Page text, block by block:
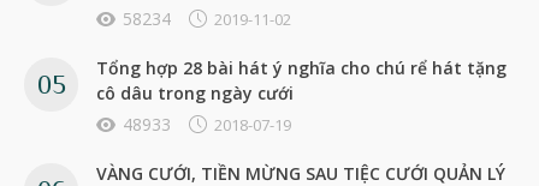
58234
2019-11-02
Tổng hợp 28 bài hát ý nghĩa cho chú rể hát tặng
cô dâu trong ngày cưới
48933
2018-07-19
VÀNG CƯỚI, TIỀN MỪNG SAU TIỆC CƯỚI QUẢN LÝ